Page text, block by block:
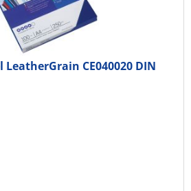
LeatherGrain CE040020 DIN